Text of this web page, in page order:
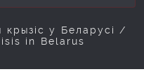
у Беларусі /
in Belarus